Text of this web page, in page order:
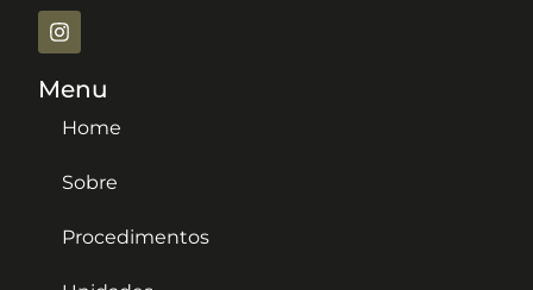
Menu
Home
Sobre
Procedimentos